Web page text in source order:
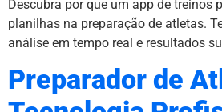
Descubra por que um app de treinos
planilhas na preparação de atletas.
análise em tempo real e resultados
Preparador de